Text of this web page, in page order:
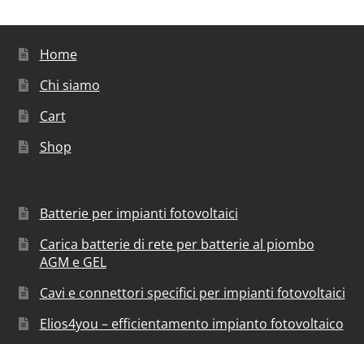
Home
Chi siamo
Cart
Shop
Batterie per impianti fotovoltaici
Carica batterie di rete per batterie al piombo
AGM e GEL
Cavi e connettori specifici per impianti fotovoltaici
Elios4you – efficientamento impianto fotovoltaico